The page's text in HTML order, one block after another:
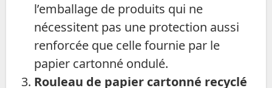
l’emballage de produits qui ne
nécessitent pas une protection aussi
renforcée que celle fournie par le
papier cartonné ondulé.
Rouleau de papier cartonné recyclé